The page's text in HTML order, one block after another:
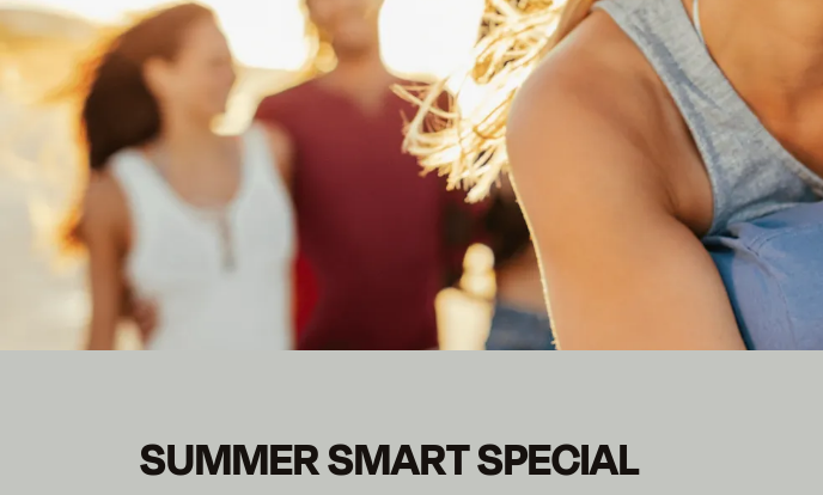
Legyen tag és takarítson meg akár 30% kedvezményt
SUMMER SMART SPECIAL